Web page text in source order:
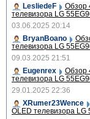
LesliedeF
Обзор
телевизора LG
03.06.2025 20:14
BryanBoano
телевизора LG
09.03.2025 21:51
Eugenrex
Обзор
телевизора LG
29.01.2025 22:36
XRumer23Wence
OLED телевизора LG